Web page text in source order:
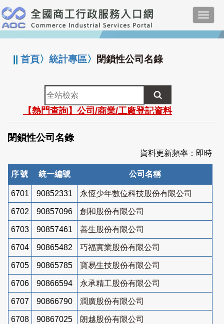
跳
到
主
要
:::
||首頁〉統計專區〉 閉鎖性公司名錄
全
站
檢
索
【熱門查詢】公司/商業/工廠登記資料
閉鎖性公司名錄
資料更新頻率：即時
序號 統一編號 公司名稱
6701 90852331 永恆少年數位科技股份有限公司
6702 90857096 創和股份有限公司
6703 90857461 善生股份有限公司
6704 90865482 巧福實業股份有限公司
6705 90865785 寶易生技股份有限公司
6706 90866594 永承精工股份有限公司
6707 90866790 潤廣股份有限公司
6708 90867025 朗越股份有限公司